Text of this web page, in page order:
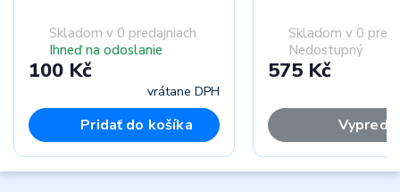
Skladom v 0 predajniach
Ihneď na odoslanie
100 Kč
vrátane DPH
Pridať do košíka
Skladom v 0
Nedostupný
575 Kč